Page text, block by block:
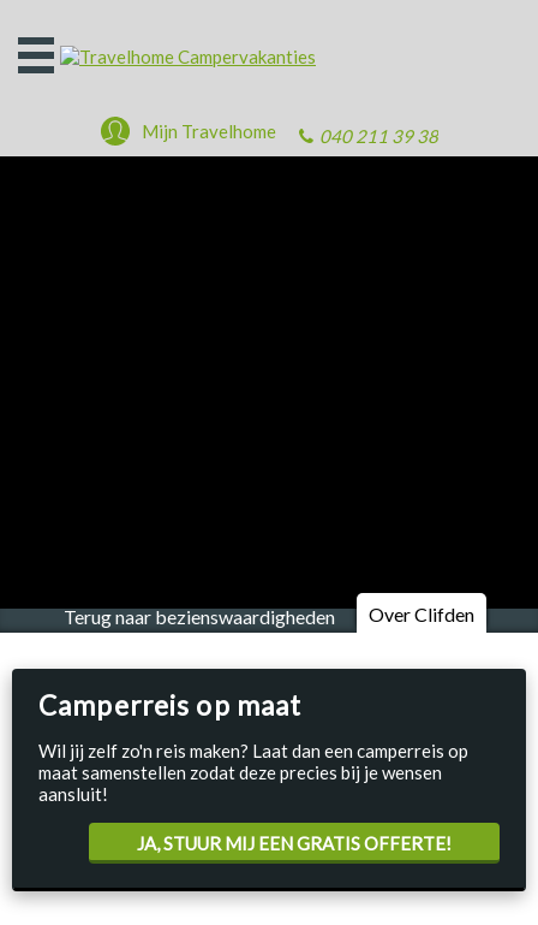
Open
het
040 211 39 38
Mijn Travelhome
Terug naar bezienswaardigheden Over Clifden
Camperreis op maat
Wil jij zelf zo'n reis maken? Laat dan een camperreis op
maat samenstellen zodat deze precies bij je wensen
aansluit!
JA, STUUR MIJ EEN GRATIS OFFERTE!